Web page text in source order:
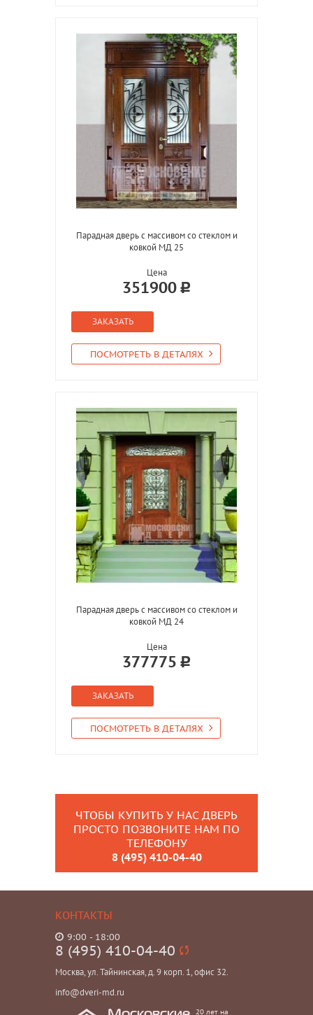
Парадная дверь с массивом со стеклом и
ковкой МД 25
Цена
351900
ЗАКАЗАТЬ
ПОСМОТРЕТЬ В ДЕТАЛЯХ
Парадная дверь с массивом со стеклом и
ковкой МД 24
Цена
377775
ЗАКАЗАТЬ
ПОСМОТРЕТЬ В ДЕТАЛЯХ
ЧТОБЫ КУПИТЬ У НАС ДВЕРЬ
ПРОСТО ПОЗВОНИТЕ НАМ ПО
ТЕЛЕФОНУ
8 (495) 410-04-40
КОНТАКТЫ
9:00 - 18:00
8 (495) 410-04-40
Москва, ул. Тайнинская, д. 9 корп. 1, офис 32.
info@dveri-md.ru
20 лет на